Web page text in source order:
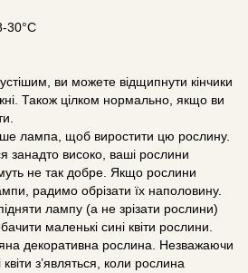
30°C
ви можете відщипнути кінчики
Також цілком нормально, якщо ви
лампа, щоб виростити цю рослину.
занадто високо, ваші рослини
не так добре. Якщо рослини
радимо обрізати їх наполовину.
лампу (а не зрізати рослини)
маленькі сині квіти рослини.
декоративна рослина. Незважаючи
квіти з’являться, коли рослина